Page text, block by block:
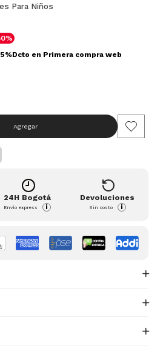
Para Niños
en Primera compra web
Agregar
24H Bogotá
Envío express i
Devoluciones
Sin costo i